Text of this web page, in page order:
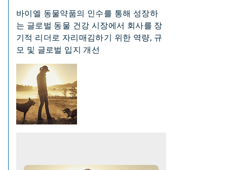
바이엘 동물약품의 인수를 통해 성장하
는 글로벌 동물 건강 시장에서 회사를 장
기적 리더로 자리매김하기 위한 역량, 규
모 및 글로벌 입지 개선